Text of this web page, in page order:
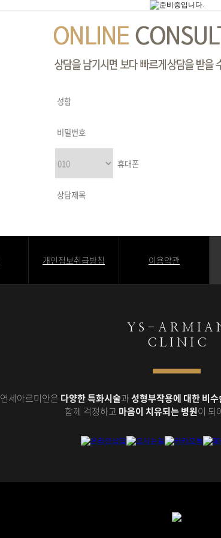
개인정보취급방침 이용약관
Y S - A R M I A
C L I N I C
연세아르미안은 다양한 특화시술과성형부작용에 대한 비
함께 걱정하고 마음이 치유되는 병원이 되